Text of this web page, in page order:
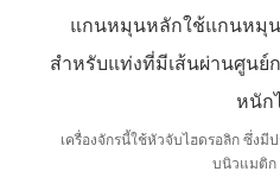
แกนหมุนหลักใช้แกนหมุน
สำหรับแท่งที่มีเส้นผ่านศูนย์
หนัก
เครื่องจักรนี้ใช้หัวจับไฮดรอลิก ซึ่ง
บนิวแ